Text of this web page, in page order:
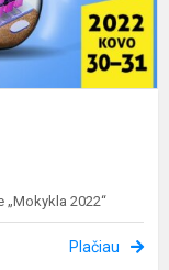
2022“
Plačiau